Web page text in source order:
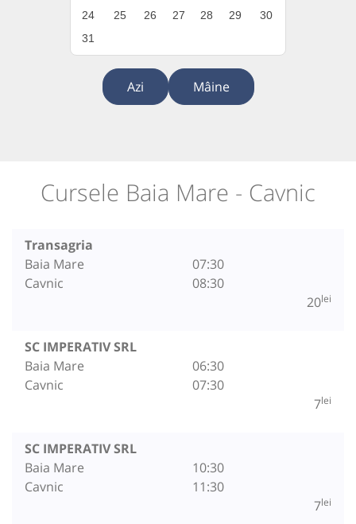
24
25 26 27 28 29
30
31
Azi Mâine
Cursele Baia Mare - Cavnic
Transagria
Baia Mare
Cavnic
07:30
08:30
20lei
SC IMPERATIV SRL
Baia Mare
Cavnic
06:30
07:30
7lei
SC IMPERATIV SRL
Baia Mare
Cavnic
10:30
11:30
7lei